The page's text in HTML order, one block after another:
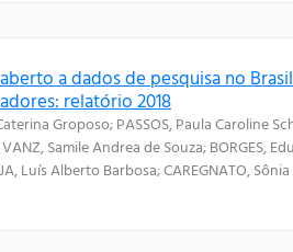
a dados de pesquisa no
relatório 2018
Groposo;PASSOS, Paula Caroline
VANZ, Samile Andrea de Souza;BORGES,
Luís Alberto Barbosa;CAREGNATO,